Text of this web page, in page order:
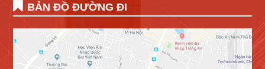
BẢN ĐỒ ĐƯỜNG ĐI